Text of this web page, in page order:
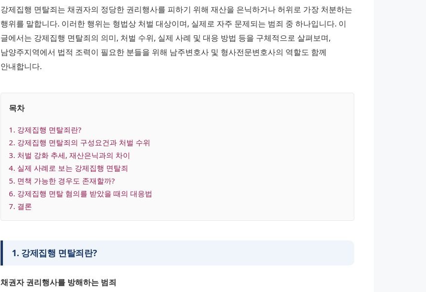
강제집행 면탈죄는 채권자의 정당한 권리행사를 피하기 위해 재산을 은닉하거나 허위로 가장 처분하는
행위를 말합니다. 이러한 행위는 형법상 처벌 대상이며, 실제로 자주 문제되는 범죄 중 하나입니다. 이
글에서는 강제집행 면탈죄의 의미, 처벌 수위, 실제 사례 및 대응 방법 등을 구체적으로 살펴보며,
남양주지역에서 법적 조력이 필요한 분들을 위해 남주변호사 및 형사전문변호사의 역할도 함께
안내합니다.
목차
1 . 강제집행 면탈죄란?
2. 강제집행 면탈죄의 구성요건과 처벌 수위
3. 처벌 강화 추세, 재산은닉과의 차이
4. 실제 사례로 보는 강제집행 면탈죄
5. 면책 가능한 경우도 존재할까?
6. 강제집행 면탈 혐의를 받았을 때의 대응법
7. 결론
1. 강제집행 면탈죄란?
채권자 권리행사를 방해하는 범죄